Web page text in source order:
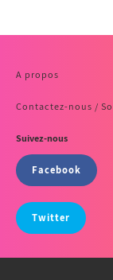
A propos
Contactez-nous /
Suivez-nous
Facebook
Twitter